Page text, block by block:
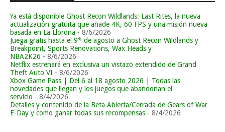
Ya está disponible Ghost Recon Wildlands: Last Rites, la nueva
actualización gratuita que añade 4K, 60 FPS y una misión nueva
basada en La Llorona - 8/6/2026
Juega gratis hasta el 9* de agosto a Ghost Recon Wildlands y
Breakpoint, Sports Renovations, Wax Heads y
NBA2K26 - 8/6/2026
Netflix estrenará en exclusiva un vistazo extendido de Grand
Theft Auto VI - 8/6/2026
Xbox Game Pass | Del 6 al 18 agosto 2026 | Todas las
novedades que llegan y los juegos que abandonan el
servicio - 8/4/2026
Detalles y contenido de la Beta Abierta/Cerrada de Gears of War
E-Day y como ganar todas sus recompensas - 8/4/2026